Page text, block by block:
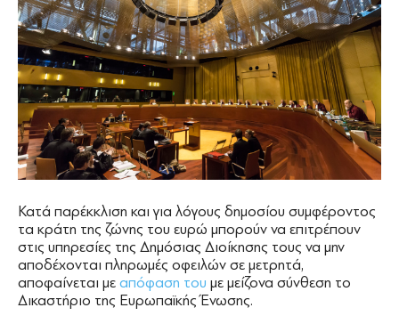
Κατά παρέκκλιση και για λόγους δημοσίου συμφέροντος
τα κράτη της ζώνης του ευρώ μπορούν να επιτρέπουν
στις υπηρεσίες της Δημόσιας Διοίκησης τους να μην
αποδέχονται πληρωμές οφειλών σε μετρητά,
αποφαίνεται με απόφαση του με μείζονα σύνθεση το
Δικαστήριο της Ευρωπαϊκής Ένωσης.